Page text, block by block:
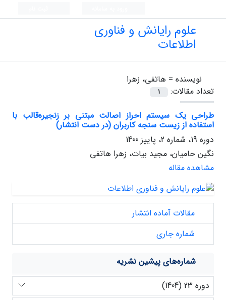
علوم رایانش و فناوری
اطلاعات
نویسنده = هاتفی، زهرا
تعداد مقالات:
1
طراحی یک سیستم احراز اصالت مبتنی بر زنجیره‌قالب با
استفاده از زیست سنجه کاربران (در دست انتشار)
دوره 19، شماره 2، پاییز 1400
نگین حامیان، مجید بیات، زهرا هاتفی
مشاهده مقاله
مقالات آماده انتشار
شماره جاری
شماره‌های پیشین نشریه
دوره 23 (1404)